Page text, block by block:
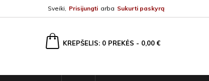
Sveiki, Prisijungti arba Sukurti paskyrą
KREPŠELIS 0 PREKĖS - 0,00 €